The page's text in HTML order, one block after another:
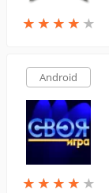
★ ★ ★ ★ ★
★ ★ ★ ★ ★
Android
★ ★ ★ ★ ★
★ ★ ★ ★ ★